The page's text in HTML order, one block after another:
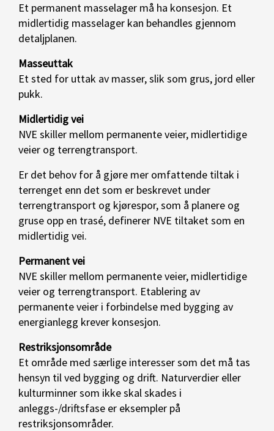
Et permanent masselager må ha konsesjon. Et
midlertidig masselager kan behandles gjennom
detaljplanen.
Masseuttak
Et sted for uttak av masser, slik som grus, jord eller
pukk.
Midlertidig vei
NVE skiller mellom permanente veier, midlertidige
veier og terrengtransport.
Er det behov for å gjøre mer omfattende tiltak i
terrenget enn det som er beskrevet under
terrengtransport og kjørespor, som å planere og
gruse opp en trasé, definerer NVE tiltaket som en
midlertidig vei.
Permanent vei
NVE skiller mellom permanente veier, midlertidige
veier og terrengtransport. Etablering av
permanente veier i forbindelse med bygging av
energianlegg krever konsesjon.
Restriksjonsområde
Et område med særlige interesser som det må tas
hensyn til ved bygging og drift. Naturverdier eller
kulturminner som ikke skal skades i
anleggs-/driftsfase er eksempler på
restriksjonsområder.